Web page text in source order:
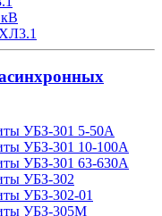
УБЗ-301 5-50А
УБЗ-301 10-100А
УБЗ-301 63-630А
УБЗ-302
УБЗ-302-01
УБЗ-305М